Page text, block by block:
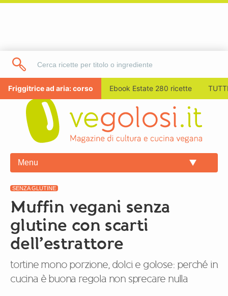
Friggitrice ad aria: corso Ebook Estate 280 ricette
Menu
SENZA GLUTINE
Muffin vegani senza
glutine con scarti
dell’estrattore
tortine mono porzione, dolci e golose: perché in
cucina è buona regola non sprecare nulla